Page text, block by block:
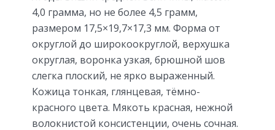
4,0 грамма, но не более 4,5 грамм,
размером 17,5×19,7×17,3 мм. Форма от
округлой до широкоокруглой, верхушка
округлая, воронка узкая, брюшной шов
слегка плоский, не ярко выраженный.
Кожица тонкая, глянцевая, тёмно-
красного цвета. Мякоть красная, нежной
волокнистой консистенции, очень сочная.